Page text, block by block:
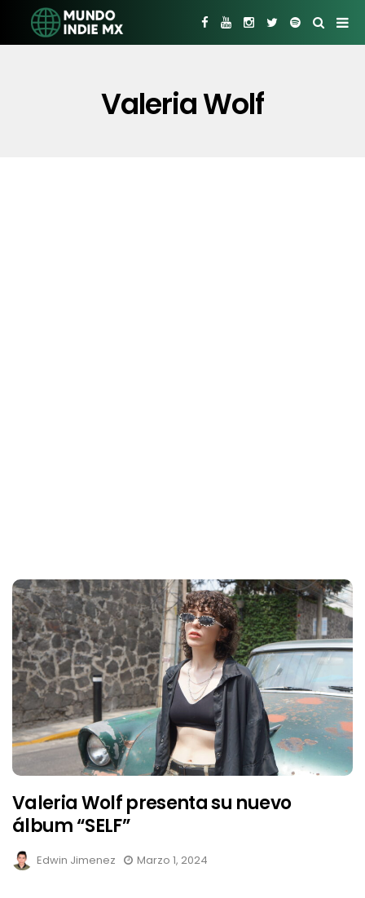
Valeria Wolf
Valeria Wolf presenta su nuevo
álbum “SELF”
Edwin Jimenez Marzo 1, 2024